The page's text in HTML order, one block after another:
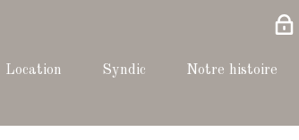
location syndic notre histoire